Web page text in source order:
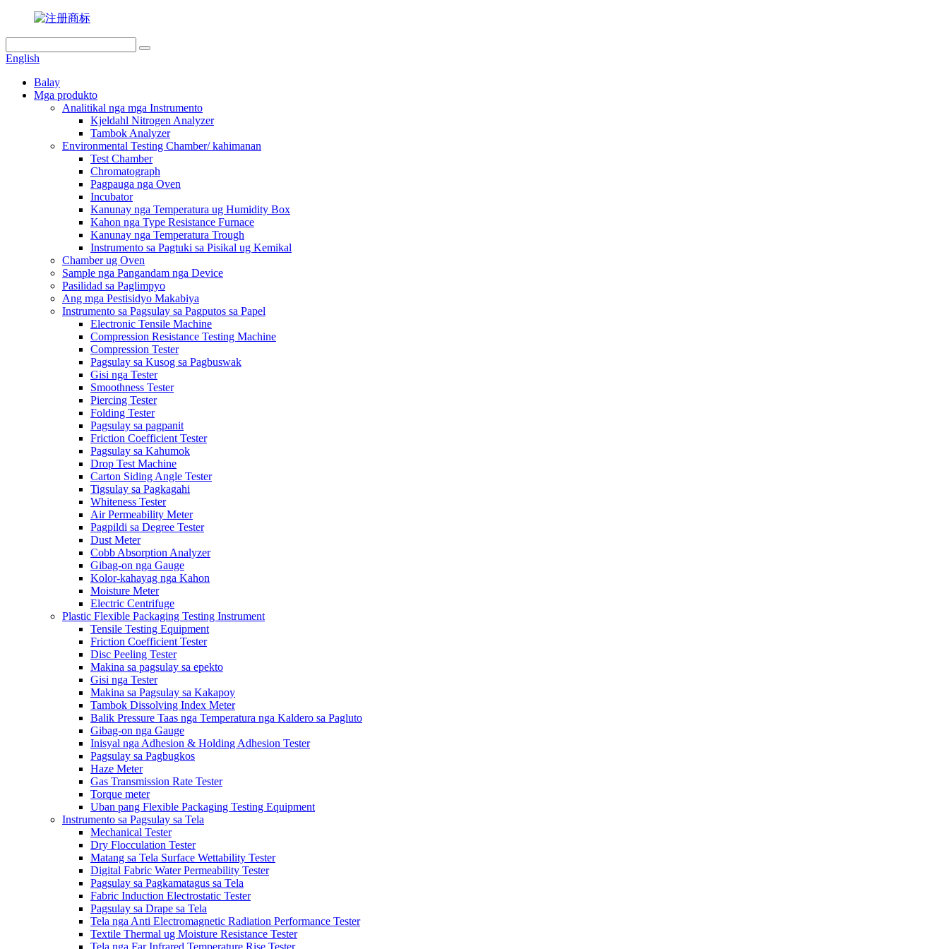
English
Balay
Mga produkto
Analitikal nga mga Instrumento
Kjeldahl Nitrogen Analyzer
Tambok Analyzer
Environmental Testing Chamber/ kahimanan
Test Chamber
Chromatograph
Pagpauga nga Oven
Incubator
Kanunay nga Temperatura ug Humidity Box
Kahon nga Type Resistance Furnace
Kanunay nga Temperatura Trough
Instrumento sa Pagtuki sa Pisikal ug Kemikal
Chamber ug Oven
Sample nga Pangandam nga Device
Pasilidad sa Paglimpyo
Ang mga Pestisidyo Makabiya
Instrumento sa Pagsulay sa Pagputos sa Papel
Electronic Tensile Machine
Compression Resistance Testing Machine
Compression Tester
Pagsulay sa Kusog sa Pagbuswak
Gisi nga Tester
Smoothness Tester
Piercing Tester
Folding Tester
Pagsulay sa pagpanit
Friction Coefficient Tester
Pagsulay sa Kahumok
Drop Test Machine
Carton Siding Angle Tester
Tigsulay sa Pagkagahi
Whiteness Tester
Air Permeability Meter
Pagpildi sa Degree Tester
Dust Meter
Cobb Absorption Analyzer
Gibag-on nga Gauge
Kolor-kahayag nga Kahon
Moisture Meter
Electric Centrifuge
Plastic Flexible Packaging Testing Instrument
Tensile Testing Equipment
Friction Coefficient Tester
Disc Peeling Tester
Makina sa pagsulay sa epekto
Gisi nga Tester
Makina sa Pagsulay sa Kakapoy
Tambok Dissolving Index Meter
Balik Pressure Taas nga Temperatura nga Kaldero sa Pagluto
Gibag-on nga Gauge
Inisyal nga Adhesion & Holding Adhesion Tester
Pagsulay sa Pagbugkos
Haze Meter
Gas Transmission Rate Tester
Torque meter
Uban pang Flexible Packaging Testing Equipment
Instrumento sa Pagsulay sa Tela
Mechanical Tester
Dry Flocculation Tester
Matang sa Tela Surface Wettability Tester
Digital Fabric Water Permeability Tester
Pagsulay sa Pagkamatagus sa Tela
Fabric Induction Electrostatic Tester
Pagsulay sa Drape sa Tela
Tela nga Anti Electromagnetic Radiation Performance Tester
Textile Thermal ug Moisture Resistance Tester
Tela nga Far Infrared Temperature Rise Tester